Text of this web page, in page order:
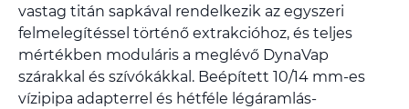
vastag titán sapkával rendelkezik az egyszeri
felmelegítéssel történő extrakcióhoz, és teljes
mértékben moduláris a meglévő DynaVap
szárakkal és szívókákkal. Beépített 10/14 mm-es
vízipipa adapterrel és hétféle légáramlás-